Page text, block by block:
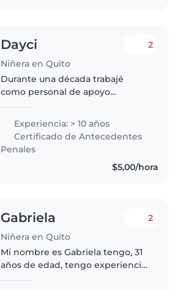
Dayci
Niñera en Quito
2
Durante una década trabajé
como personal de apoyo
bebés y niños en edad
preescolar en actividades de
desarrollo, rutinas diarias,
hábitos, aprendizaje emocional..
Experiencia: > 10 años
Certificado de Antecedentes
Penales
$5,00/hora
Gabriela
Niñera en Quito
2
Mi nombre es Gabriela tengo, 31
años de edad, tengo experiencia